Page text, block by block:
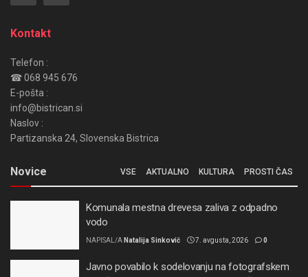
Kontakt
Telefon :
☎ 068 945 676
E-pošta :
info@bistrican.si
Naslov :
Partizanska 24, Slovenska Bistrica
Novice VSE AKTUALNO KULTURA PROSTI ČAS
Komunala mestna drevesa zaliva z odpadno
vodo
NAPISAL/A Natalija Sinkovič 7. avgusta, 2026 0
Javno povabilo k sodelovanju na fotografskem